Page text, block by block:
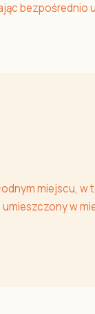
bezpośrednio
miejscu, w
w